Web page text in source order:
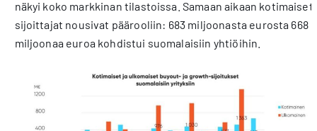
näkyi koko markkinan tilastoissa. Samaan aikaan kotimaiset
sijoittajat nousivat päärooliin: 683 miljoonasta eurosta 668
miljoonaa euroa kohdistui suomalaisiin yhtiöihin.